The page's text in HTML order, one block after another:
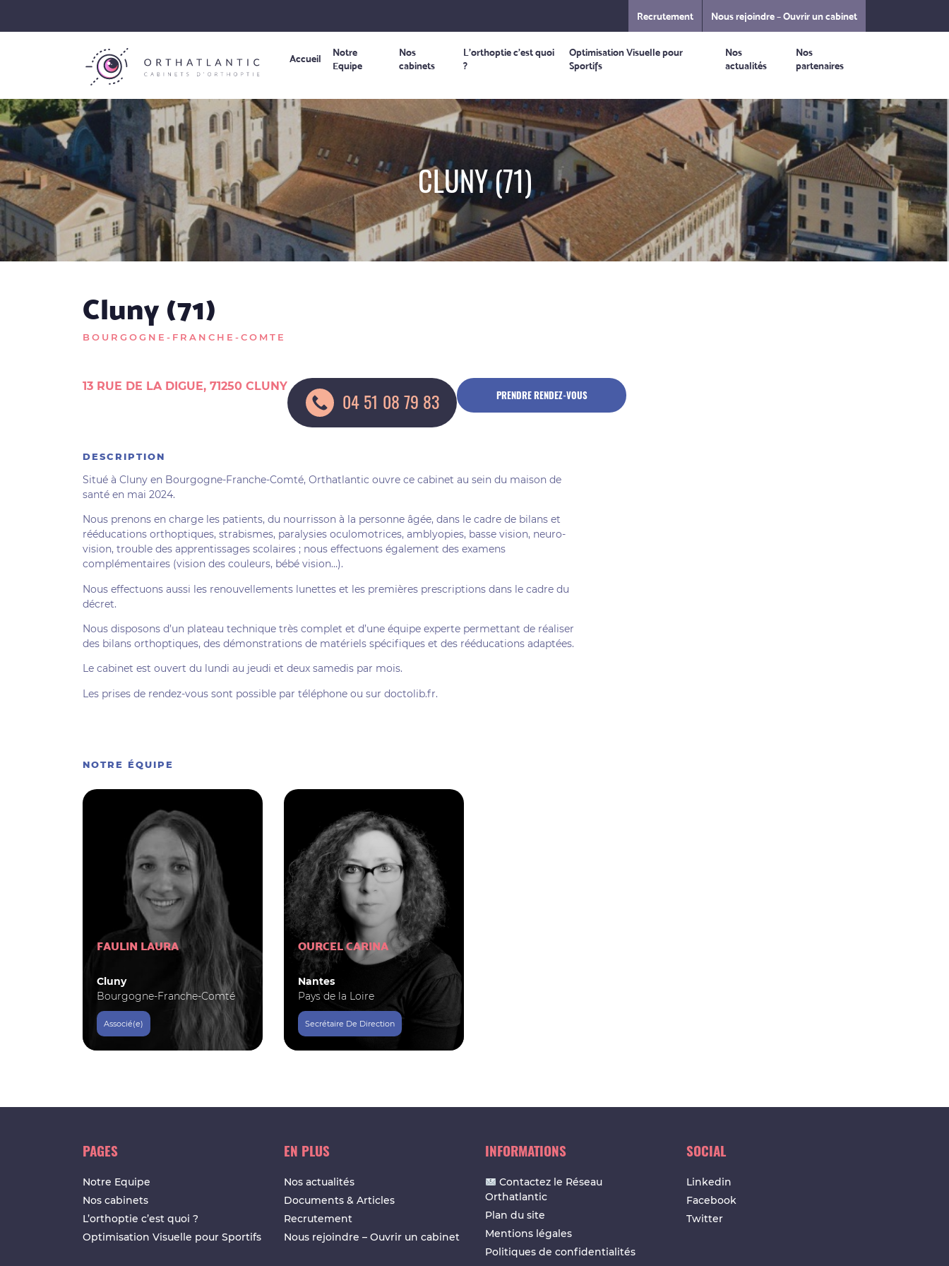
Recrutement Nous rejoindre – Ouvrir un cabinet
Accueil
Notre
Equipe
Nos
cabinets
L’orthoptie c’est quoi
?
Optimisation Visuelle pour
Sportifs
Nos
actualités
Nos
partenaires
CLUNY (71)
Cluny (71)
BOURGOGNE-FRANCHE-COMTE
13 RUE DE LA DIGUE, 71250 CLUNY
04 51 08 79 83 PRENDRE RENDEZ-VOUS
DESCRIPTION
Situé à Cluny en Bourgogne-Franche-Comté, Orthatlantic ouvre ce cabinet au sein du maison de
santé en mai 2024.
Nous prenons en charge les patients, du nourrisson à la personne âgée, dans le cadre de bilans et
rééducations orthoptiques, strabismes, paralysies oculomotrices, amblyopies, basse vision, neuro-
vision, trouble des apprentissages scolaires ; nous effectuons également des examens
complémentaires (vision des couleurs, bébé vision…).
Nous effectuons aussi les renouvellements lunettes et les premières prescriptions dans le cadre du
décret.
Nous disposons d’un plateau technique très complet et d’une équipe experte permettant de réaliser
des bilans orthoptiques, des démonstrations de matériels spécifiques et des rééducations adaptées.
Le cabinet est ouvert du lundi au jeudi et deux samedis par mois.
Les prises de rendez-vous sont possible par téléphone ou sur doctolib.fr.
NOTRE ÉQUIPE
FAULIN LAURA
Cluny
Bourgogne-Franche-Comté
Associé(e)
OURCEL CARINA
Nantes
Pays de la Loire
Secrétaire De Direction
PAGES
Notre Equipe
Nos cabinets
L’orthoptie c’est quoi ?
Optimisation Visuelle pour Sportifs
EN PLUS
Nos actualités
Documents & Articles
Recrutement
Nous rejoindre – Ouvrir un cabinet
INFORMATIONS
Contactez le Réseau
Orthatlantic
Plan du site
Mentions légales
Politiques de confidentialités
SOCIAL
Linkedin
Facebook
Twitter